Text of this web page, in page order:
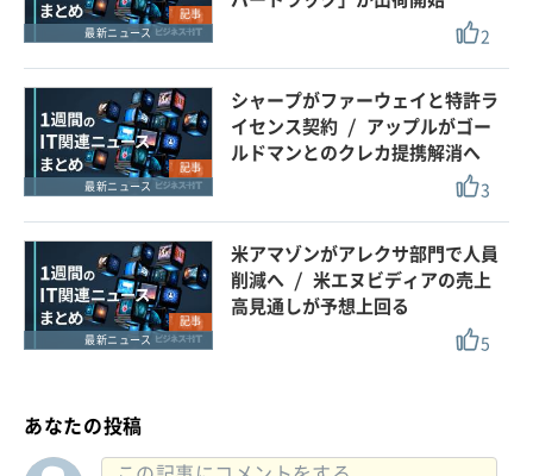
記事
最新ニュース
2
記事
最新ニュース
シャープがファーウェイと特許ラ
イセンス契約 / アップルがゴー
ルドマンとのクレカ提携解消へ
3
記事
最新ニュース
米アマゾンがアレクサ部門で人員
削減へ / 米エヌビディアの売上
高見通しが予想上回る
5
あなたの投稿